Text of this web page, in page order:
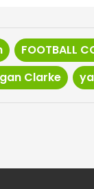
FOOTBALL
Clarke